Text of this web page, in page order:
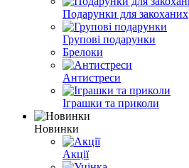
Подарунки для закоханих
Групові подарунки
Брелоки
Антистреси
Іграшки та приколи
Новинки
Акції